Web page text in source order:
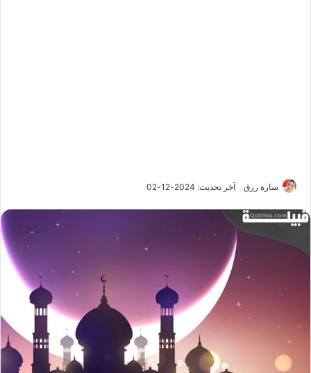
سارة رزق آخر تحديث: 2024-12-02